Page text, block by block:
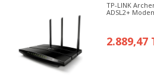
TP-LINK
ADSL2+
2.889,47